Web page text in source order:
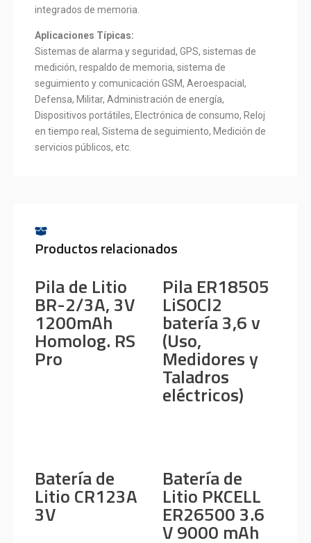
integrados de memoria.
Aplicaciones Típicas:
Sistemas de alarma y seguridad, GPS, sistemas de
medición, respaldo de memoria, sistema de
seguimiento y comunicación GSM, Aeroespacial,
Defensa, Militar, Administración de energía,
Dispositivos portátiles, Electrónica de consumo, Reloj
en tiempo real, Sistema de seguimiento, Medición de
servicios públicos, etc.
Productos relacionados
Pila de Litio
BR-2/3A, 3V
1200mAh
Homolog. RS
Pro
Pila ER18505
LiSOCl2
batería 3,6 v
(Uso,
Medidores y
Taladros
eléctricos)
Batería de
Litio CR123A
3V
Batería de
Litio PKCELL
ER26500 3.6
V 9000 mAh